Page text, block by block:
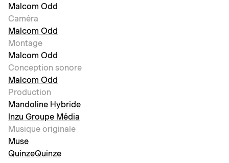
Malcom Odd
Caméra
Malcom Odd
Montage
Malcom Odd
Conception sonore
Malcom Odd
Production
Mandoline Hybride
Inzu Groupe Média
Musique originale
Muse
QuinzeQuinze